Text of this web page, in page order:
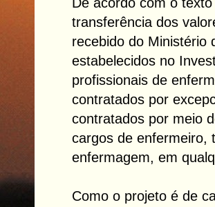
transferência dos
recebido do Ministério
estabelecidos no
profissionais de
contratados por
contratados por meio
cargos de enfermeiro,
enfermagem, em
Como o projeto é de